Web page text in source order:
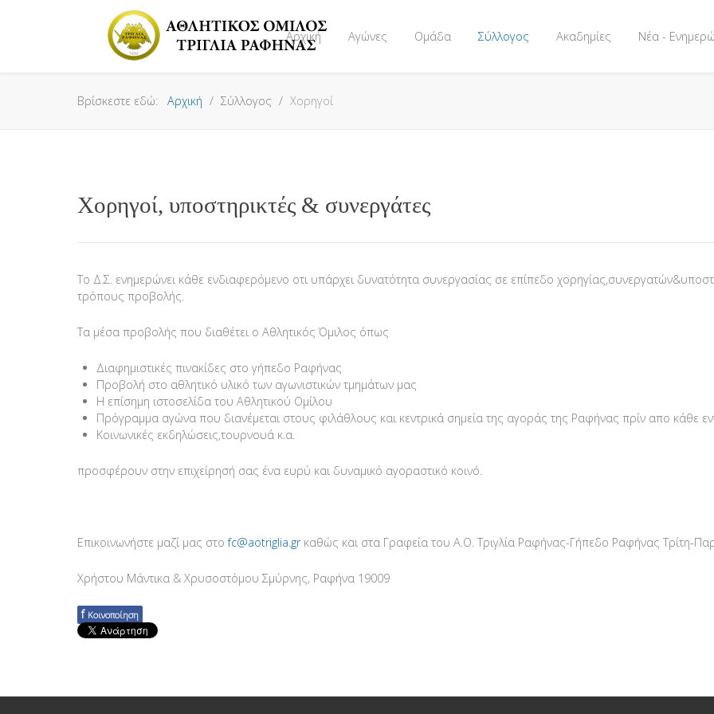
Αρχική Αγώνες Ομάδα Σύλλογος Ακαδημίες Νέα -
Βρίσκεστε εδώ: Αρχική Σύλλογος Χορηγοί
Χορηγοί, υποστηρικτές & συνεργάτες
Το Δ.Σ. ενημερώνει κάθε ενδιαφερόμενο οτι υπάρχει δυνατότητα συνεργασίας σε επίπεδο
τρόπους προβολής.
Τα μέσα προβολής που διαθέτει ο Αθλητικός Όμιλος όπως
Διαφημιστικές πινακίδες στο γήπεδο Ραφήνας
Προβολή στο αθλητικό υλικό των αγωνιστικών τμημάτων μας
Η επίσημη ιστοσελίδα του Αθλητικού Ομίλου
Πρόγραμμα αγώνα που διανέμεται στους φιλάθλους και κεντρικά σημεία της αγοράς της Ραφήνας πρίν απο κάθε
Κοινωνικές εκδηλώσεις,τουρνουά κ.α.
προσφέρουν στην επιχείρησή σας ένα ευρύ και δυναμικό αγοραστικό κοινό.
Επικοινωνήστε μαζί μας στοfc@aotriglia.grκαθώς και στα Γραφεία του Α.Ο. Τριγλία Ραφήνας-Γήπεδο Ραφήνας Τρίτη-
Χρήστου Μάντικα & Χρυσοστόμου Σμύρνης, Ραφήνα 19009
f Κοινοποίηση